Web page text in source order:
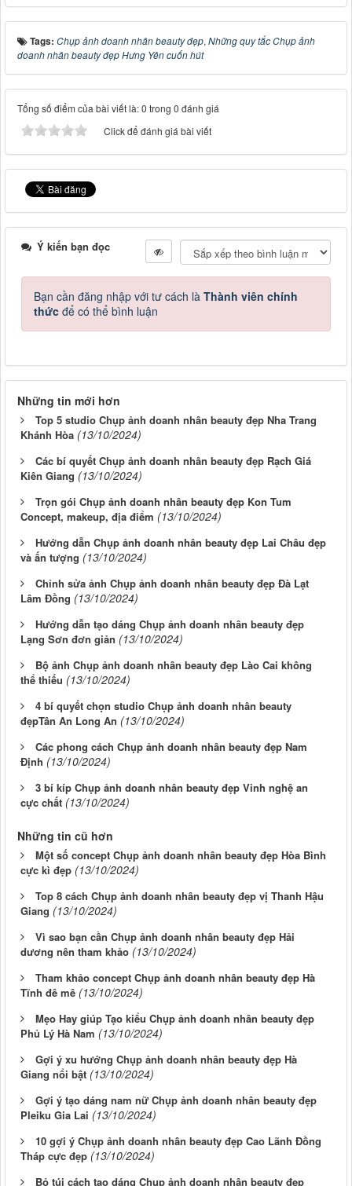
Tags: Chụp ảnh doanh nhân beauty đẹp, Những quy tắc Chụp ảnh
doanh nhân beauty đẹp Hưng Yên cuốn hút
Tổng số điểm của bài viết là: 0 trong 0 đánh giá
Click để đánh giá bài viết
Ý kiến bạn đọc
Bạn cần đăng nhập với tư cách là Thành viên chính
thức để có thể bình luận
Những tin mới hơn
Top 5 studio Chụp ảnh doanh nhân beauty đẹp Nha Trang
Khánh Hòa (13/10/2024)
Các bí quyết Chụp ảnh doanh nhân beauty đẹp Rạch Giá
Kiên Giang (13/10/2024)
Trọn gói Chụp ảnh doanh nhân beauty đẹp Kon Tum
Concept, makeup, địa điểm (13/10/2024)
Hướng dẫn Chụp ảnh doanh nhân beauty đẹp Lai Châu đẹp
và ấn tượng (13/10/2024)
Chỉnh sửa ảnh Chụp ảnh doanh nhân beauty đẹp Đà Lạt
Lâm Đồng (13/10/2024)
Hướng dẫn tạo dáng Chụp ảnh doanh nhân beauty đẹp
Lạng Sơn đơn giản (13/10/2024)
Bộ ảnh Chụp ảnh doanh nhân beauty đẹp Lào Cai không
thể thiếu (13/10/2024)
4 bí quyết chọn studio Chụp ảnh doanh nhân beauty
đẹpTân An Long An (13/10/2024)
Các phong cách Chụp ảnh doanh nhân beauty đẹp Nam
Định (13/10/2024)
3 bí kíp Chụp ảnh doanh nhân beauty đẹp Vinh nghệ an
cực chất (13/10/2024)
Những tin cũ hơn
Một số concept Chụp ảnh doanh nhân beauty đẹp Hòa Bình
cực kì đẹp (13/10/2024)
Top 8 cách Chụp ảnh doanh nhân beauty đẹp vị Thanh Hậu
Giang (13/10/2024)
Vì sao bạn cần Chụp ảnh doanh nhân beauty đẹp Hải
dương nên tham khảo (13/10/2024)
Tham khảo concept Chụp ảnh doanh nhân beauty đẹp Hà
Tĩnh đê mê (13/10/2024)
Mẹo Hay giúp Tạo kiểu Chụp ảnh doanh nhân beauty đẹp
Phủ Lý Hà Nam (13/10/2024)
Gợi ý xu hướng Chụp ảnh doanh nhân beauty đẹp Hà
Giang nổi bật (13/10/2024)
Gợi ý tạo dáng nam nữ Chụp ảnh doanh nhân beauty đẹp
Pleiku Gia Lai (13/10/2024)
10 gợi ý Chụp ảnh doanh nhân beauty đẹp Cao Lãnh Đồng
Tháp cực đẹp (13/10/2024)
Bỏ túi cách tạo dáng Chụp ảnh doanh nhân beauty đẹp